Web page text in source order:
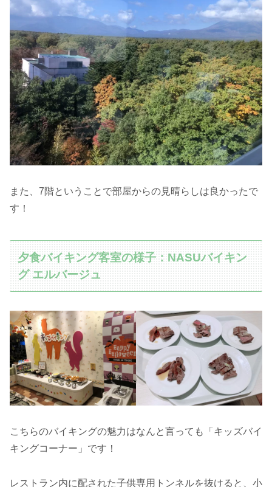
また、7階ということで部屋からの見晴らしは良かったで
す！
夕食バイキング客室の様子：NASUバイキン
グ エルバージュ
こちらのバイキングの魅力はなんと言っても「キッズバイ
キングコーナー」です！
レストラン内に配された子供専用トンネルを抜けると、小